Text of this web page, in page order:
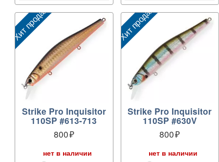
Хит продаж
Strike Pro Inquisitor
110SP #613-713
800
нет в наличии
Хит продаж
Strike Pro Inquisitor
110SP #630V
800
нет в наличии